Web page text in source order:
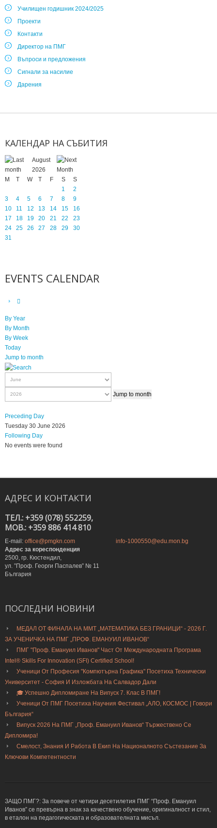
Училищен годишник 2024/2025
Проекти
Контакти
Директор на ПМГ
Въпроси и предложения
Сигнали за насилие
Дарения
КАЛЕНДАР НА СЪБИТИЯ
August
2026
M
T W T F S
S
1
2
3
4 5 6 7 8
9
10
11 12 13 14 15
16
17
18 19 20 21 22
23
24
25 26 27 28 29
30
31
EVENTS CALENDAR
By Year
By Month
By Week
Today
Jump to month
Jump to month
Preceding Day
Tuesday 30 June 2026
Following Day
No events were found
АДРЕС И КОНТАКТИ
ТЕЛ.: +359 (078) 552259,
MOB.: +359 886 414 810
E-mail: office@pmgkn.com
info-1000550@edu.mon.bg
Адрес за кореспонденция
2500, гр. Кюстендил,
ул. ”Проф. Георги Паспалев” № 11
България
ПОСЛЕДНИ НОВИНИ
МЕДАЛ ОТ ФИНАЛА НА ММТ „МАТЕМАТИКА БЕЗ ГРАНИЦИ“ - 2026 Г.
ЗА УЧЕНИЧКА НА ПМГ „ПРОФ. ЕМАНУИЛ ИВАНОВ“
ПМГ "Проф. Емануил Иванов" Част От Международната Програма
Intel® Skills For Innovation (SFI) Certified School!
Ученици От Професия "Компютърна Графика" Посетиха Технически
Университет - София И Изложбата На Салвадор Дали
🎓 Успешно Дипломиране На Випуск 7. Клас В ПМГ!
Ученици От ПМГ Посетиха Научния Фестивал „АЛО, КОСМОС | Говори
България“
Випуск 2026 На ПМГ „Проф. Емануил Иванов“ Тържествено Се
Дипломира!
Смелост, Знания И Работа В Екип На Националното Състезание За
Ключови Компетентности
ЗАЩО ПМГ?: За повече от четири десетилетия ПМГ “Проф. Емануил
Иванов” се превърна в знак за качествено обучение, оригиналност и стил,
в еталон на педагогическата и образователната мисъл.